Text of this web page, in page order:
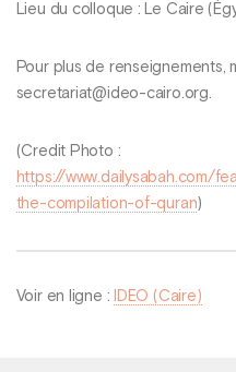
Lieu du colloque : Le Caire
Pour plus de renseignements,
secretariat@ideo-cairo.org.
(Credit Photo :
https://www.dailysabah.com/
the-compilation-of-quran)
Voir en ligne : IDEO (Caire)